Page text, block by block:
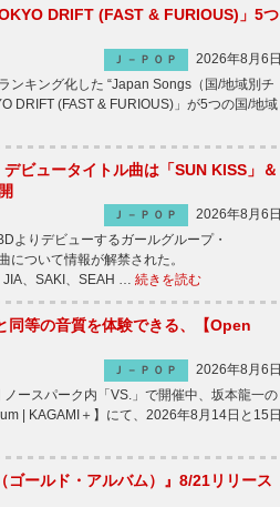
DRIFT (FAST & FURIOUS)」5つ
Ｊ－ＰＯＰ
2026年8月6日
キング化した “Japan Songs（国/地域別チ
DRIFT (FAST & FURIOUS)」が5つの国/地域
ビュータイトル曲は「SUN KISS」＆
Ｊ－ＰＯＰ
2026年8月6日
よりデビューするガールグループ・
について情報が解禁された。
JIA、SAKI、SEAH … 続きを読む
同等の音質を体験できる、【Open
Ｊ－ＰＯＰ
2026年8月6日
ースパーク内「VS.」で開催中、坂本龍一の
| KAGAMI＋】にて、2026年8月14日と15日
ゴールド・アルバム）』8/21リリース